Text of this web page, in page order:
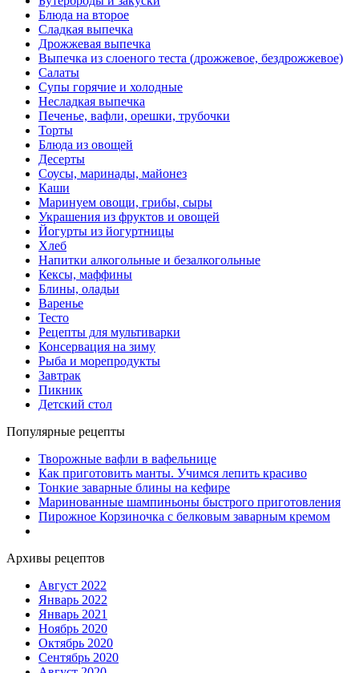
Блюда на второе
Сладкая выпечка
Дрожжевая выпечка
Выпечка из слоеного теста (дрожжевое, бездрожжевое)
Салаты
Супы горячие и холодные
Несладкая выпечка
Печенье, вафли, орешки, трубочки
Торты
Блюда из овощей
Десерты
Соусы, маринады, майонез
Каши
Маринуем овощи, грибы, сыры
Украшения из фруктов и овощей
Йогурты из йогуртницы
Хлеб
Напитки алкогольные и безалкогольные
Кексы, маффины
Блины, оладьи
Варенье
Тесто
Рецепты для мультиварки
Консервация на зиму
Рыба и морепродукты
Завтрак
Пикник
Детский стол
Популярные рецепты
Творожные вафли в вафельнице
Как приготовить манты. Учимся лепить красиво
Тонкие заварные блины на кефире
Маринованные шампиньоны быстрого приготовления
Пирожное Корзиночка с белковым заварным кремом
Архивы рецептов
Август 2022
Январь 2022
Январь 2021
Ноябрь 2020
Октябрь 2020
Сентябрь 2020